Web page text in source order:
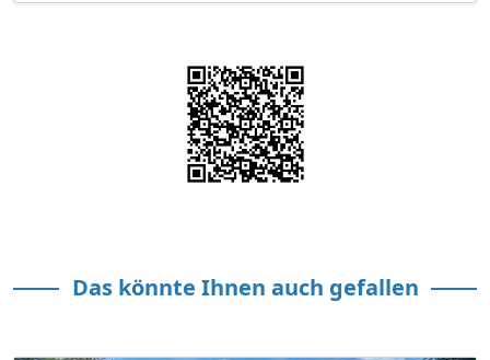
Das könnte Ihnen auch gefallen